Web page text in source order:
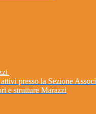
presso la Sezione
e strutture Marazzi